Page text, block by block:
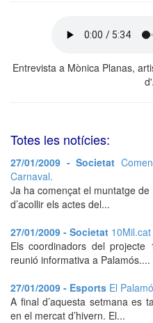
Entrevista a Mònica Planas,
Totes les notícies:
27/01/2009 - Societat
Carnaval.
Ja ha començat el muntatge
d’acollir els actes del...
27/01/2009 - Societat
Els coordinadors del
reunió informativa a Palamós....
27/01/2009 - Esports El
A final d’aquesta setmana es
en el mercat d’hivern. El...